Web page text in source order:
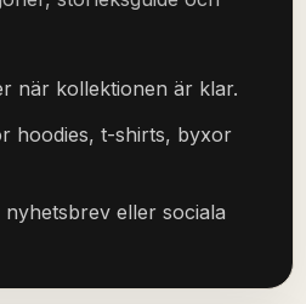
när kollektionen är klar.
hoodies, t-shirts, byxor
eller sociala